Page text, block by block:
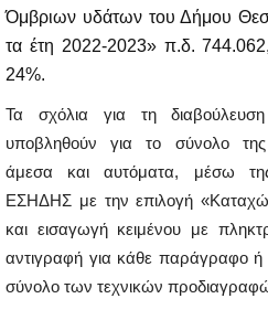
Όμβριων υδάτων του Δήμου
τα έτη 2022-2023» π.δ.
24%.
Τα σχόλια για τη
υποβληθούν για το σύνολο της
άμεσα και αυτόματα, μέσω
ΕΣΗΔΗΣ με την επιλογή
και εισαγωγή κειμένου με
αντιγραφή για κάθε παράγραφο ή
σύνολο των τεχνικών